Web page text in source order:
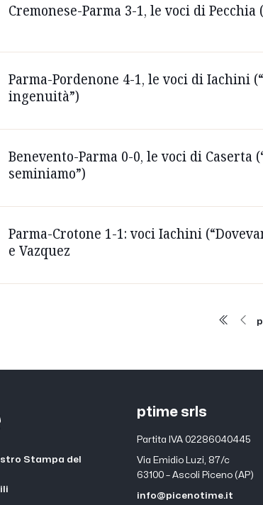
Cremonese-Parma 3-1, le voci di
Parma-Pordenone 4-1, le voci di Iachini
ingenuità”)
Benevento-Parma 0-0, le voci di
seminiamo”)
Parma-Crotone 1-1: voci Iachini
e Vazquez
Stampa del
ptime srls
Partita IVA 02286040445
Via Emidio Luzi, 87/c
63100 – Ascoli Piceno (AP)
info@picenotime.it